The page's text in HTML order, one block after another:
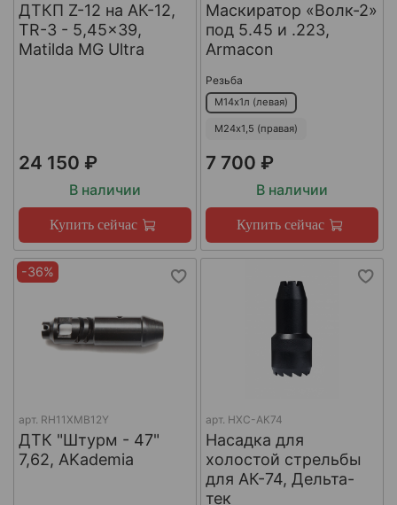
ДТКП Z-12 на АК-12,
TR-3 - 5,45x39,
Matilda MG Ultra
24 150 ₽
В наличии
Купить сейчас
Маскиратор «Волк-2»
под 5.45 и .223,
Armacon
Резьба
М14х1л (левая)
М24х1,5 (правая)
7 700 ₽
В наличии
Купить сейчас
-36%
арт. RH11XMB12Y
ДТК "Штурм - 47"
7,62, AKademia
арт. НХС-АК74
Насадка для
холостой стрельбы
для АК-74, Дельта-
тек